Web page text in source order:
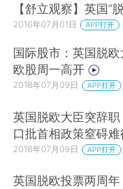
【舒立观察】英国“
2016年07月01日 APP打开
国际股市：英国脱
欧股周一高开
2018年07月09日 APP打开
英国脱欧大臣突辞
口批首相政策窒碍难
2018年07月09日 APP打开
英国脱欧投票两周年